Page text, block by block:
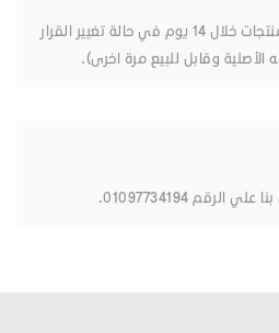
يمكنك عمل طلب استرجاع للمنتجات خلال 14 يوم في حالة تغيير القرار
وقابل للبيع مرة اخرى).
01097734194.